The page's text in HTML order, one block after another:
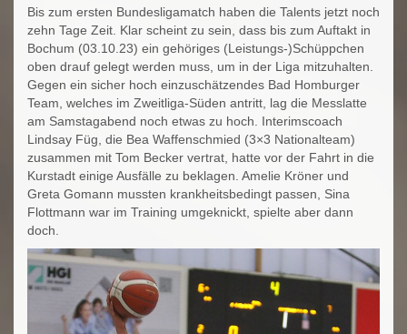
Bis zum ersten Bundesligamatch haben die Talents jetzt noch
zehn Tage Zeit. Klar scheint zu sein, dass bis zum Auftakt in
Bochum (03.10.23) ein gehöriges (Leistungs-)Schüppchen
oben drauf gelegt werden muss, um in der Liga mitzuhalten.
Gegen ein sicher hoch einzuschätzendes Bad Homburger
Team, welches im Zweitliga-Süden antritt, lag die Messlatte
am Samstagabend noch etwas zu hoch. Interimscoach
Lindsay Füg, die Bea Waffenschmied (3×3 Nationalteam)
zusammen mit Tom Becker vertrat, hatte vor der Fahrt in die
Kurstadt einige Ausfälle zu beklagen. Amelie Kröner und
Greta Gomann mussten krankheitsbedingt passen, Sina
Flottmann war im Training umgeknickt, spielte aber dann
doch.